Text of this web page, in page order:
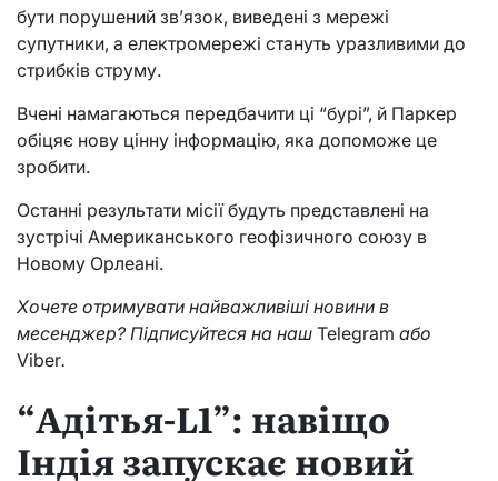
бути порушений зв’язок, виведені з мережі
супутники, а електромережі стануть уразливими до
стрибків струму.
Вчені намагаються передбачити ці “бурі”, й Паркер
обіцяє нову цінну інформацію, яка допоможе це
зробити.
Останні результати місії будуть представлені на
зустрічі Американського геофізичного союзу в
Новому Орлеані.
Хочете отримувати найважливіші новини в
месенджер? Підписуйтеся на наш Telegram або
Viber.
“Адітья-L1”: навіщо
Індія запускає новий